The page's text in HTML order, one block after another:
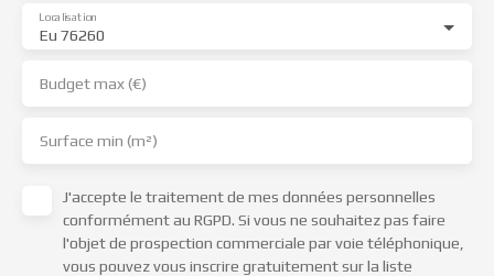
Eu 76260
Localisation
Budget max (€)
Surface min (m²)
J'accepte le traitement de mes données personnelles
conformément au RGPD. Si vous ne souhaitez pas faire
l'objet de prospection commerciale par voie téléphonique,
vous pouvez vous inscrire gratuitement sur la liste